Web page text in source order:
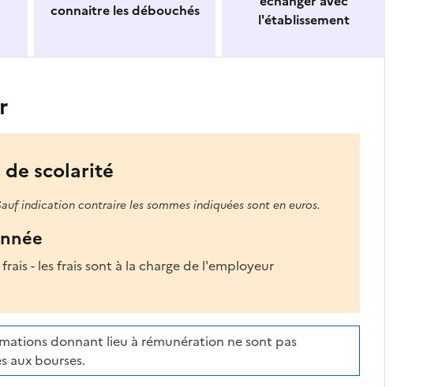
connaitre les débouchés
l'établissement
de scolarité
indication contraire les sommes indiquées sont en euros.
- les frais sont à la charge de l'employeur
donnant lieu à rémunération ne sont pas
aux bourses.